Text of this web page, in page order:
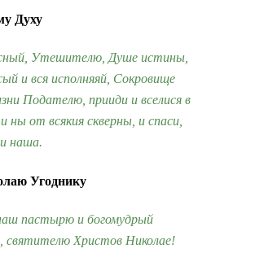
Духу
Утешителю, Душе истины,
и вся исполняяй, Сокровище
Подателю, прииди и вселися в
ны от всякия скверны, и спаси,
наша.
Угоднику
пастырю и богомудрый
святителю Христов Николае!